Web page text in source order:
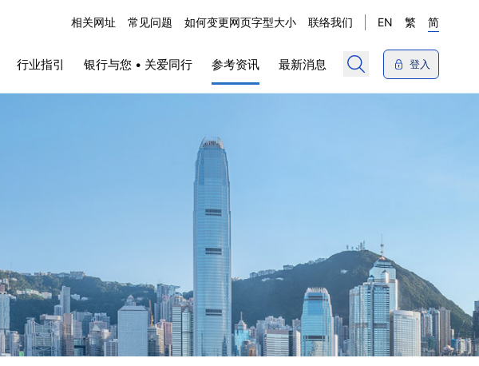
相关网址 常见问题 如何变更网页字型大小 联络我们 EN 繁 简
行业指引 银行与您 • 关爱同行 参考资讯 最新消息 登入